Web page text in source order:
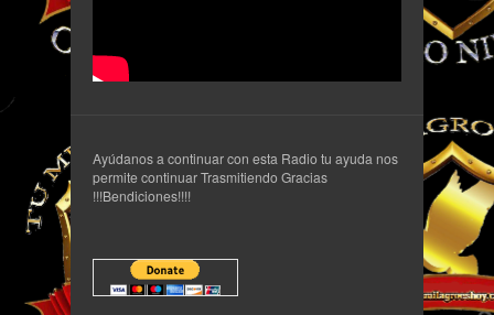
Ayúdanos a continuar con esta Radio tu ayuda nos
permite continuar Trasmitiendo Gracias
!!!Bendiciones!!!!